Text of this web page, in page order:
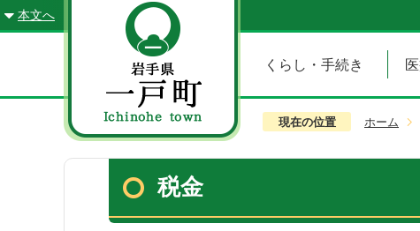
本文へ
くらし・手続き
現在の位置 ホーム
税金